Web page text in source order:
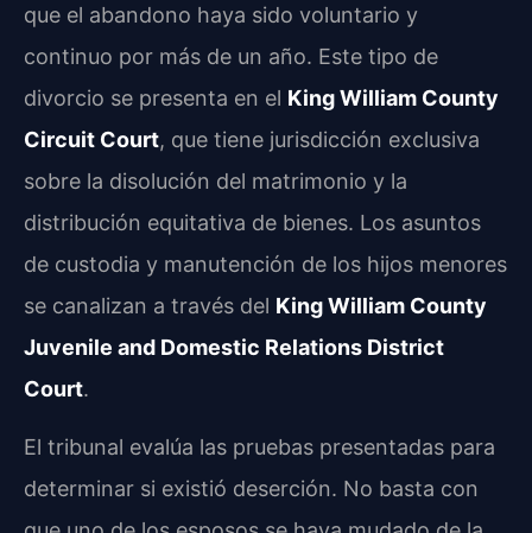
que el abandono haya sido voluntario y
continuo por más de un año. Este tipo de
divorcio se presenta en el King William County
Circuit Court, que tiene jurisdicción exclusiva
sobre la disolución del matrimonio y la
distribución equitativa de bienes. Los asuntos
de custodia y manutención de los hijos menores
se canalizan a través del King William County
Juvenile and Domestic Relations District
Court.
El tribunal evalúa las pruebas presentadas para
determinar si existió deserción. No basta con